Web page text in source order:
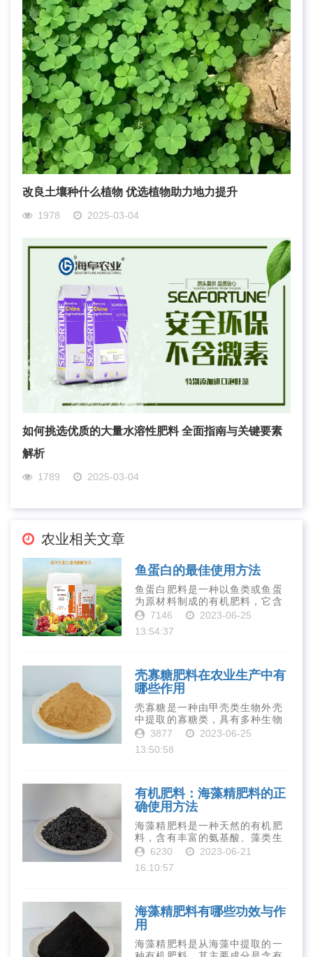
改良土壤种什么植物 优选植物助力地力提升
1978 2025-03-04
如何挑选优质的大量水溶性肥料 全面指南与关键要素
解析
1789 2025-03-04
农业相关文章
鱼蛋白的最佳使用方法
鱼蛋白肥料是一种以鱼类或鱼蛋
为原材料制成的有机肥料，它含
有丰富的营养物质，如氮、磷、
钾、钙、镁等元素以及多种微量
元素和植物生长因子。这些营养
7146
2023-06-25
13:54:37
壳寡糖肥料在农业生产中有
哪些作用
壳寡糖是一种由甲壳类生物外壳
中提取的寡糖类，具有多种生物
活性和营养价值。在农业生产
中，壳寡糖也有许多作用，特别
是作为一种新型的有机肥料，壳
3877
2023-06-25
13:50:58
有机肥料：海藻精肥料的正
确使用方法
海藻精肥料是一种天然的有机肥
料，含有丰富的氨基酸、藻类生
长素、维生素、微量元素、蛋白
质等营养物质，可以提高土壤肥
力、促进植物生长、增强植物抗
6230
2023-06-21
16:10:57
海藻精肥料有哪些功效与作
用
海藻精肥料是从海藻中提取的一